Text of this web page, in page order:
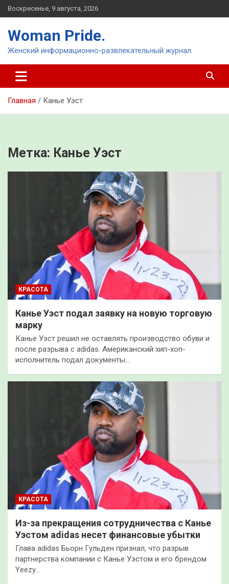
Перейти
к
Воскресенье, 9 августа, 2026
Woman Pride.
Женский информационно-развлекательный журнал.
Главная Канье Уэст
Метка: Канье Уэст
КРАСОТА
Канье Уэст подал заявку на новую торговую
марку
Канье Уэст решил не оставлять производство обуви и
после разрыва с adidas. Американский хип-хоп-
исполнитель подал документы…
КРАСОТА
Из-за прекращения сотрудничества с Канье
Уэстом adidas несет финансовые убытки
Глава adidas Бьорн Гульден признал, что разрыв
партнерства компании с Канье Уэстом и его брендом
Yeezy…